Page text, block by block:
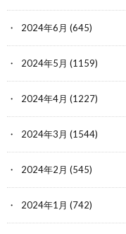
2024年6月 (645)
2024年5月 (1159)
2024年4月 (1227)
2024年3月 (1544)
2024年2月 (545)
2024年1月 (742)